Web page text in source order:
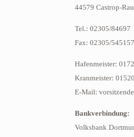
44579 Castrop-
Tel.: 02305/84697
Fax: 02305/545157
Hafenmeister:
Kranmeister:
E-Mail:
Bankverbindung:
Volksbank